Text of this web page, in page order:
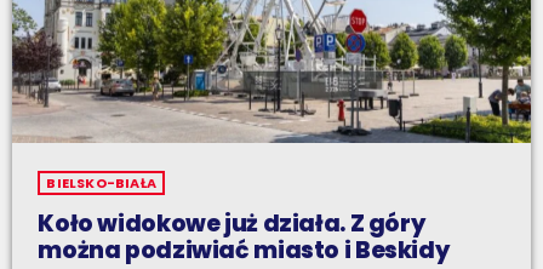
BIELSKO-BIAŁA
Koło widokowe już działa. Z góry
można podziwiać miasto i Beskidy